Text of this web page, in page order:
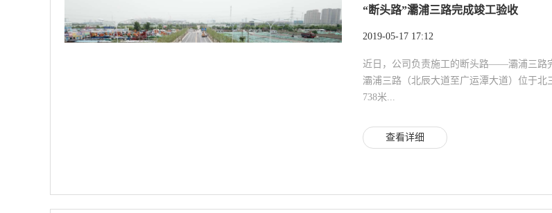
“断头路”灞浦三路完成竣工验收
2019-05-17 17:12
近日，公司负责施工的断头路——灞浦三路
灞浦三路（北辰大道至广运潭大道）位于
738米...
查看详细